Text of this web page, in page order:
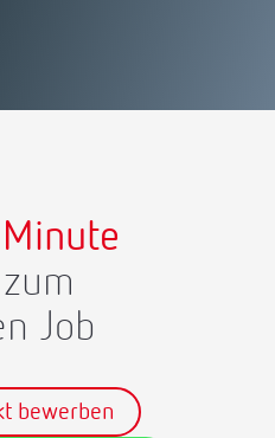
Job
bewerben